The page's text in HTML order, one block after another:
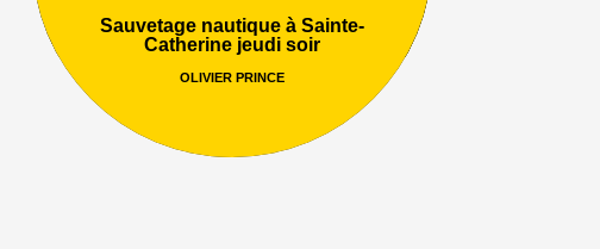
Sauvetage nautique à Sainte-
Catherine jeudi soir
OLIVIER PRINCE